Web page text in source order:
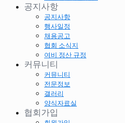
공지사항
공지사항
행사일정
채용공고
협회 소식지
여비 정산 규정
커뮤니티
커뮤니티
전문정보
갤러리
양식자료실
협회가입